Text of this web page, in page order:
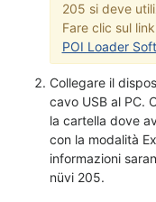
205 si deve
Fare clic sul
POI Loader
Collegare il
cavo USB al PC.
la cartella dove
con la modalità
informazioni
nüvi 205.